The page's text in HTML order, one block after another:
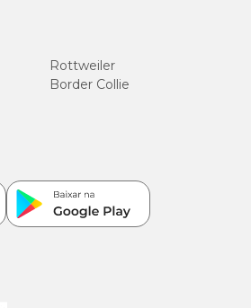
Rottweiler
Border Collie